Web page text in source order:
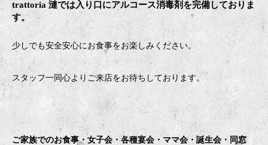
trattoria 漣では入り口にアルコース消毒剤を完備しておりま
す。
少しでも安全安心にお食事をお楽しみください。
スタッフ一同心よりご来店をお待ちしております。
ご家族でのお食事・女子会・各種宴会・ママ会・誕生会・同窓